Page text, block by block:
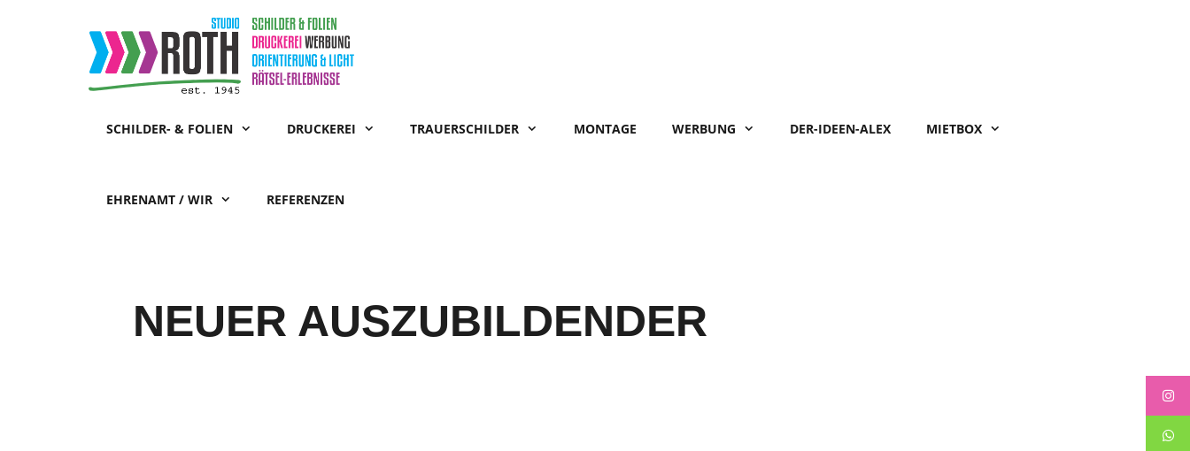
SCHILDER- & FOLIEN DRUCKEREI TRAUERSCHILDER MONTAGE WERBUNG DER-IDEEN-ALEX MIETBOX
EHRENAMT / WIR REFERENZEN
NEUER AUSZUBILDENDER